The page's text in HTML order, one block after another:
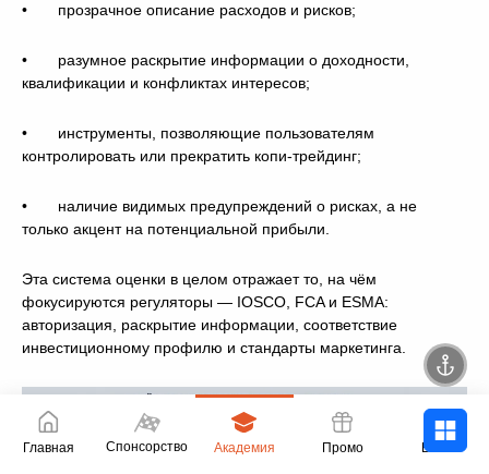
• прозрачное описание расходов и рисков;
• разумное раскрытие информации о доходности,
квалификации и конфликтах интересов;
• инструменты, позволяющие пользователям
контролировать или прекратить копи-трейдинг;
• наличие видимых предупреждений о рисках, а не
только акцент на потенциальной прибыли.
Эта система оценки в целом отражает то, на чём
фокусируются регуляторы — IOSCO, FCA и ESMA:
авторизация, раскрытие информации, соответствие
инвестиционному профилю и стандарты маркетинга.
Главная Спонсорство Академия Промо Войти